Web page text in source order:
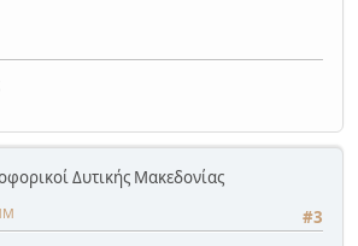
Δυτικής Μακεδονίας
#3